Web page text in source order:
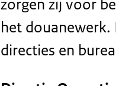
zorgen zij voor
het douanewerk.
directies en